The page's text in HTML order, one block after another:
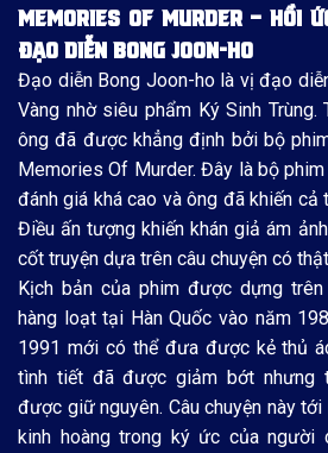
MEMORIES OF MURDER – HỒI
ĐẠO DIỄN BONG JOON-HO
Đạo diễn Bong Joon-ho là vị đạo
Vàng nhờ siêu phẩm Ký Sinh
ông đã được khẳng định bởi bộ
Memories Of Murder. Đây là bộ
đánh giá khá cao và ông đã khiến cả
Điều ấn tượng khiến khán giả ám
cốt truyện dựa trên câu chuyện có
Kịch bản của phim được dựng
hàng loạt tại Hàn Quốc vào năm
1991 mới có thể đưa được kẻ thủ
tình tiết đã được giảm bớt nhưng
được giữ nguyên. Câu chuyện này
kinh hoàng trong ký ức của người